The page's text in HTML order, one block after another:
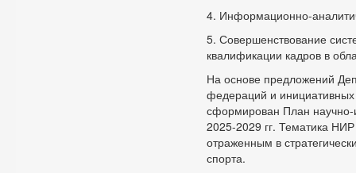
4. Информационно-
5. Совершенствование
квалификации кадров в
На основе предложений
федераций и
сформирован План научно-
2025-2029 гг. Тематика
отраженным в
спорта.